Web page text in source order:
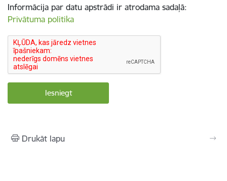
Informācija par datu apstrādi ir atrodama sadaļā:
Privātuma politika
Drukāt lapu